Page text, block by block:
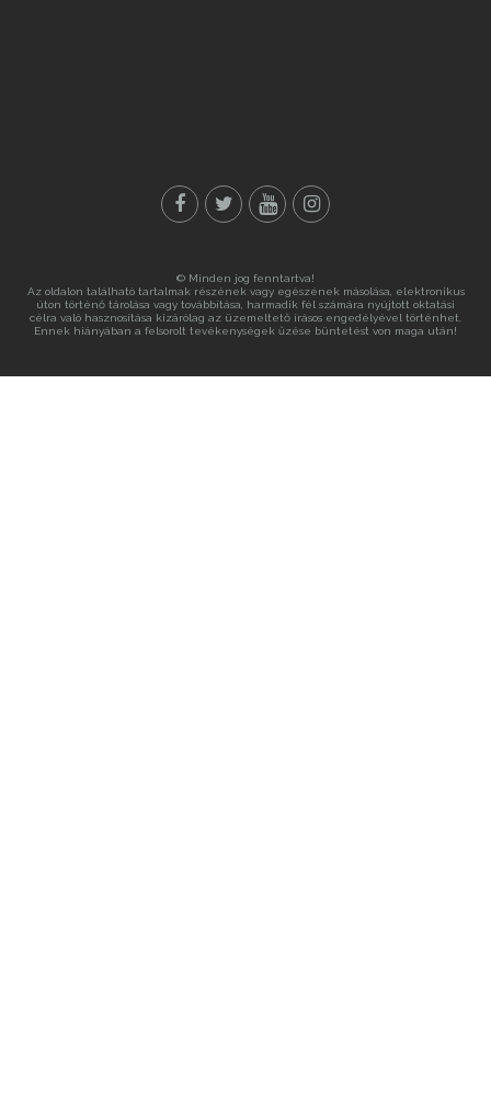
© Minden jog fenntartva!
Az oldalon található tartalmak részének vagy egészének másolása, elektronikus
úton történő tárolása vagy továbbítása, harmadik fél számára nyújtott oktatási
célra való hasznosítása kizárólag az üzemeltető írásos engedélyével történhet.
Ennek hiányában a felsorolt tevékenységek űzése büntetést von maga után!